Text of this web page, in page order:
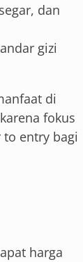
dan
gizi
di
fokus
entry bagi
harga